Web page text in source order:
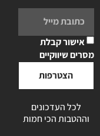
אישור קבלת
מסרים שיווקיים
הצטרפות
לכל העדכונים
וההטבות הכי חמות